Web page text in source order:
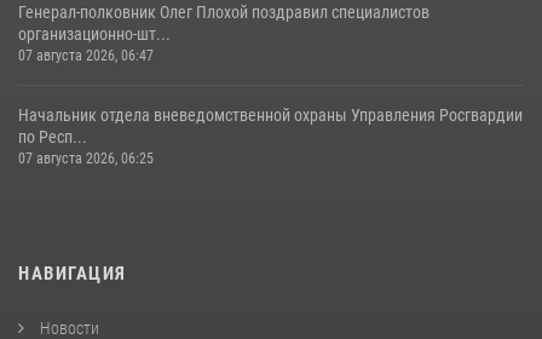
Генерал-полковник Олег Плохой поздравил специалистов
организационно-шт...
07 августа 2026, 06:47
Начальник отдела вневедомственной охраны Управления Росгвардии
по Респ...
07 августа 2026, 06:25
НАВИГАЦИЯ
Новости